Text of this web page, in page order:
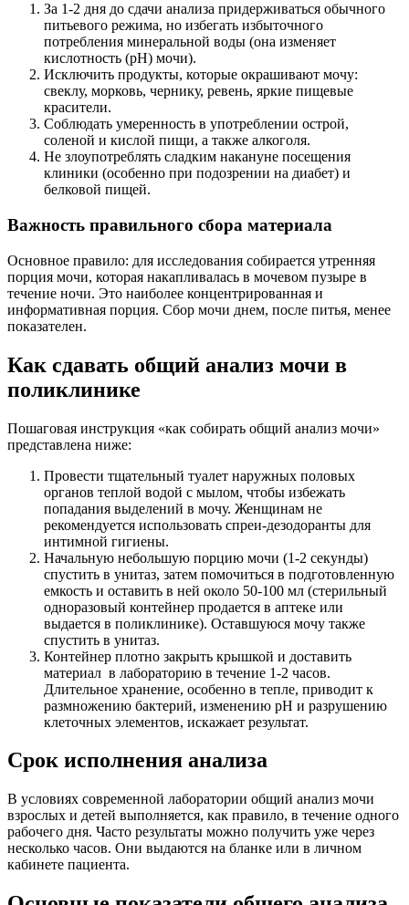
За 1-2 дня до сдачи анализа придерживаться обычного
питьевого режима, но избегать избыточного
потребления минеральной воды (она изменяет
кислотность (pH) мочи).
Исключить продукты, которые окрашивают мочу:
свеклу, морковь, чернику, ревень, яркие пищевые
красители.
Соблюдать умеренность в употреблении острой,
соленой и кислой пищи, а также алкоголя.
Не злоупотреблять сладким накануне посещения
клиники (особенно при подозрении на диабет) и
белковой пищей.
Важность правильного сбора материала
Основное правило: для исследования собирается утренняя
порция мочи, которая накапливалась в мочевом пузыре в
течение ночи. Это наиболее концентрированная и
информативная порция. Сбор мочи днем, после питья, менее
показателен.
Как сдавать общий анализ мочи в
поликлинике
Пошаговая инструкция «как собирать общий анализ мочи»
представлена ниже:
Провести тщательный туалет наружных половых
органов теплой водой с мылом, чтобы избежать
попадания выделений в мочу. Женщинам не
рекомендуется использовать спреи-дезодоранты для
интимной гигиены.
Начальную небольшую порцию мочи (1-2 секунды)
спустить в унитаз, затем помочиться в подготовленную
емкость и оставить в ней около 50-100 мл (стерильный
одноразовый контейнер продается в аптеке или
выдается в поликлинике). Оставшуюся мочу также
спустить в унитаз.
Контейнер плотно закрыть крышкой и доставить
материал в лабораторию в течение 1-2 часов.
Длительное хранение, особенно в тепле, приводит к
размножению бактерий, изменению pH и разрушению
клеточных элементов, искажает результат.
Срок исполнения анализа
В условиях современной лаборатории общий анализ мочи
взрослых и детей выполняется, как правило, в течение одного
рабочего дня. Часто результаты можно получить уже через
несколько часов. Они выдаются на бланке или в личном
кабинете пациента.